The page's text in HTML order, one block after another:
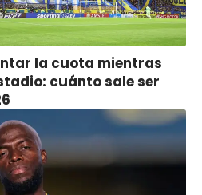
la cuota mientras
cuánto sale ser